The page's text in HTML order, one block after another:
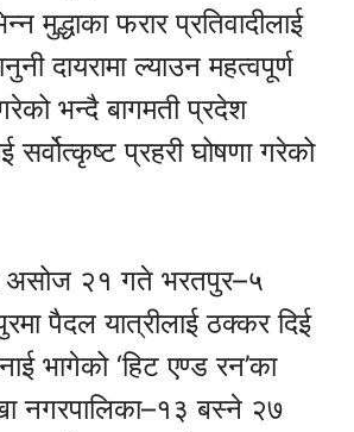
मुद्धाका फरार प्रतिवादीलाई
दायरामा ल्याउन महत्वपूर्ण
गरेको भन्दै बागमती प्रदेश
सर्वोत्कृष्ट प्रहरी घोषणा गरेको
असोज २१ गते भरतपुर–५
पैदल यात्रीलाई ठक्कर दिई
भागेको ‘हिट एण्ड रन’का
नगरपालिका–१३ बस्ने २७